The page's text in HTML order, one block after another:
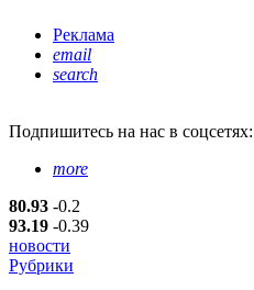
Реклама
email
search
Подпишитесь на нас в соцсетях:
more
80.93 -0.2
93.19 -0.39
новости
Рубрики